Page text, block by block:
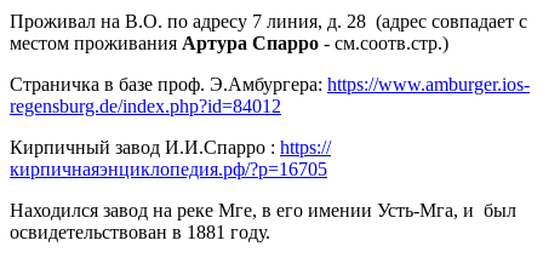
Проживал на В.О. по адресу 7 линия, д. 28 (адрес совпадает с
местом проживания Артура Спарро - см.соотв.стр.)
Страничка в базе проф. Э.Амбургера: https://www.amburger.ios-
regensburg.de/index.php?id=84012
Кирпичный завод И.И.Спарро : https://
кирпичнаяэнциклопедия.рф/?p=16705
Находился завод на реке Мге, в его имении Усть-Мга, и был
освидетельствован в 1881 году.